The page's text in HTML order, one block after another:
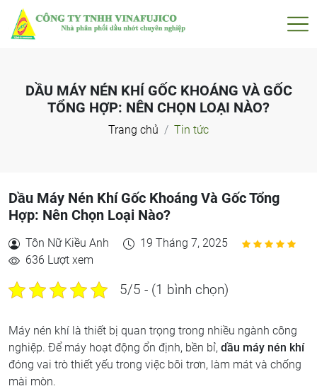
DẦU MÁY NÉN KHÍ GỐC KHOÁNG VÀ GỐC
TỔNG HỢP: NÊN CHỌN LOẠI NÀO?
Trang chủ Tin tức
Dầu Máy Nén Khí Gốc Khoáng Và Gốc Tổng
Hợp: Nên Chọn Loại Nào?
Tôn Nữ Kiều Anh
19 Tháng 7, 2025
636 Lượt xem
5/5 - (1 bình chọn)
Máy nén khí là thiết bị quan trọng trong nhiều ngành công
nghiệp. Để máy hoạt động ổn định, bền bỉ, dầu máy nén khí
đóng vai trò thiết yếu trong việc bôi trơn, làm mát và chống
mài mòn.